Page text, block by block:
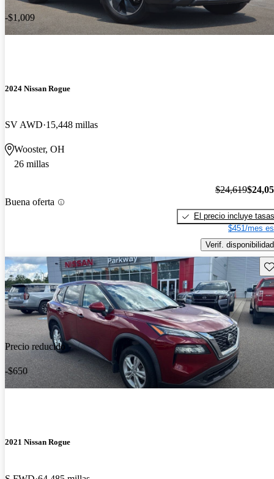
-$1,009
2024 Nissan Rogue
SV AWD 15,448 millas
Wooster, OH
26 millas
Buena oferta
$24,619
El precio incluye tasas
$451/mes
Verif. disponibilidad
Precio reducido
-$650
2021 Nissan Rogue